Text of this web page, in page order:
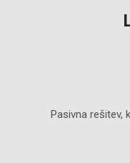
Pasivna rešitev,